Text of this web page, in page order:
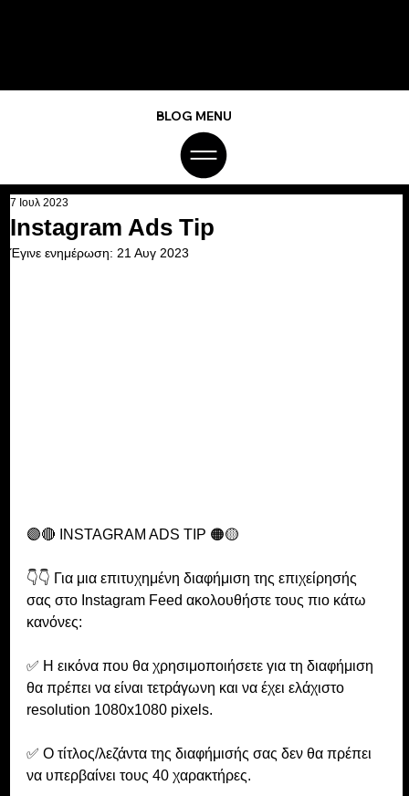
BLOG MENU
Instagram Ads Tip
7 Ιουλ 2023
Έγινε ενημέρωση: 21 Αυγ 2023
🟣🔴 INSTAGRAM ADS TIP 🟠🟡
👇👇 Για μια επιτυχημένη διαφήμιση της επιχείρησής
σας στο Instagram Feed ακολουθήστε τους πιο κάτω
κανόνες:
✅ Η εικόνα που θα χρησιμοποιήσετε για τη διαφήμιση
θα πρέπει να είναι τετράγωνη και να έχει ελάχιστο
resolution 1080x1080 pixels.
✅ Ο τίτλος/λεζάντα της διαφήμισής σας δεν θα πρέπει
να υπερβαίνει τους 40 χαρακτήρες.